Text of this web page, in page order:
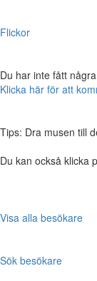
Flickor
Du har inte fått
Klicka här för att
Tips: Dra musen till
Du kan också klicka
Visa alla besökare
Sök besökare